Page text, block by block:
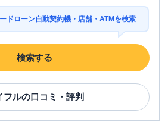
ドローン自動契約機・店舗・ATMを検索
検索する
フルの口コミ・評判